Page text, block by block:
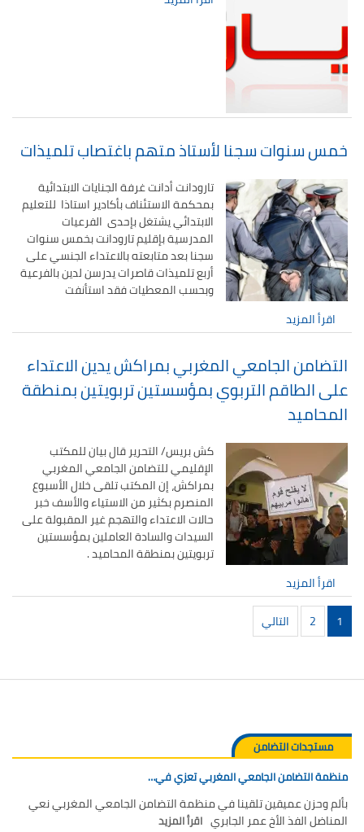
خمس سنوات سجنا لأستاذ متهم باغتصاب تلميذات
تارودانت أدانت غرفة الجنايات الابتدائية
بمحكمة الاستئناف بأكادير استاذا للتعليم
الابتدائي يشتغل بإحدى الفرعيات
المدرسية بإقليم تارودانت بخمس سنوات
سجنا بعد متابعته بالاعتداء الجنسي على
أربع تلميذات قاصرات يدرسن لدين بالفرعية
وبحسب المعطيات فقد استأنفت
اقرأ المزيد
التضامن الجامعي المغربي بمراكش يدين الاعتداء
على الطاقم التربوي بمؤسستين تربويتين بمنطقة
المحاميد
كش بريس/ التحرير قال بيان للمكتب
الإقليمي للتضامن الجامعي المغربي
بمراكش، إن المكتب تلقى خلال الأسبوع
المنصرم بكثير من الاستياء والأسف خبر
حالات الاعتداء والتهجم غير المقبولة على
السيدات والسادة العاملين بمؤسستين
تربويتين بمنطقة المحاميد .
اقرأ المزيد
تصفّح
المقالات
1
2 التالي
مستجدات التضامن
منظمة التضامن الجامعي المغربي تعزي في…
بألم وحزن عميقين تلقينا في منظمة التضامن الجامعي المغربي نعي
المناضل الفذ الأخ عمر الجابري اقرأ المزيد